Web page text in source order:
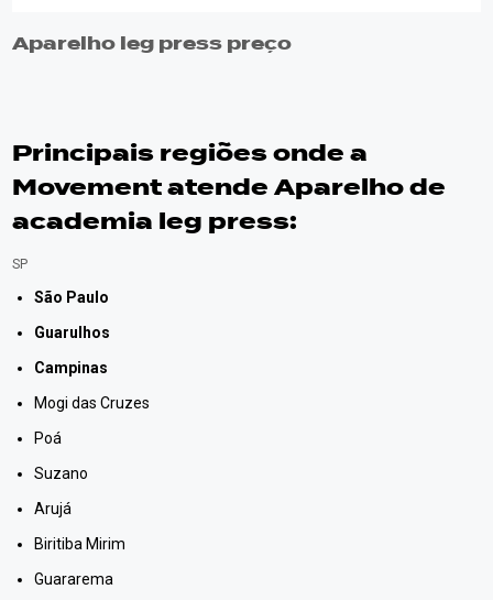
Aparelho leg press preço
Principais regiões onde a
Movement atende Aparelho de
academia leg press:
SP
São Paulo
Guarulhos
Campinas
Mogi das Cruzes
Poá
Suzano
Arujá
Biritiba Mirim
Guararema